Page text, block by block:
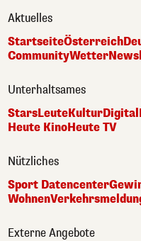
Aktuelles
StartseiteÖsterreich
CommunityWetter
Unterhaltsames
StarsLeuteKulturDigital
Heute KinoHeute TV
Nützliches
Sport Datencenter
Wohnen
Externe Angebote